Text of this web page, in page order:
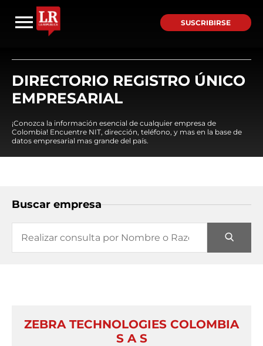
SUSCRIBIRSE
DIRECTORIO REGISTRO ÚNICO
EMPRESARIAL
¡Conozca la información esencial de cualquier empresa de
Colombia! Encuentre NIT, dirección, teléfono, y mas en la base de
datos empresarial mas grande del país.
Buscar empresa
ZEBRA TECHNOLOGIES COLOMBIA
S A S